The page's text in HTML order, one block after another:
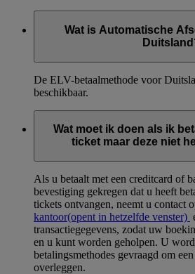
Wat is Automatische
De ELV-betaalmethode voor
beschikbaar.
Wat moet ik doen als ik
ticket maar deze niet
Als u betaalt met een creditcard of
bevestiging gekregen dat u heeft
tickets ontvangen, neemt u contact
kantoor(opent in hetzelfde venster)
transactiegegevens, zodat uw
en u kunt worden geholpen. U
betalingsmethodes gevraagd om
overleggen.